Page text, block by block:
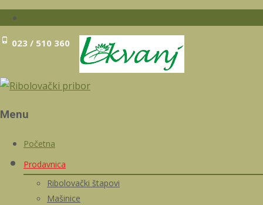
023 / 510 360
Menu
Skip
content
Početna
Prodavnica
Ribolovački štapovi
Mašinice